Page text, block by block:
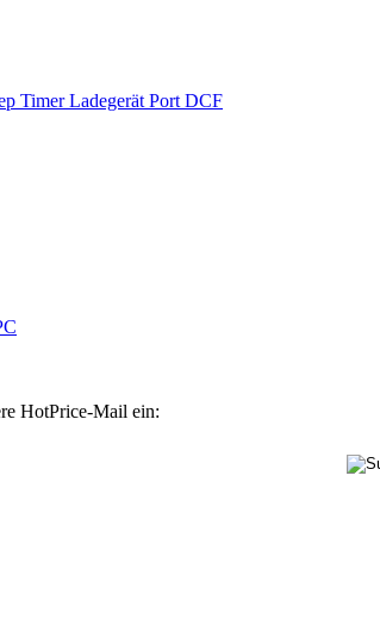
Timer Ladegerät Port DCF
HotPrice-Mail ein: